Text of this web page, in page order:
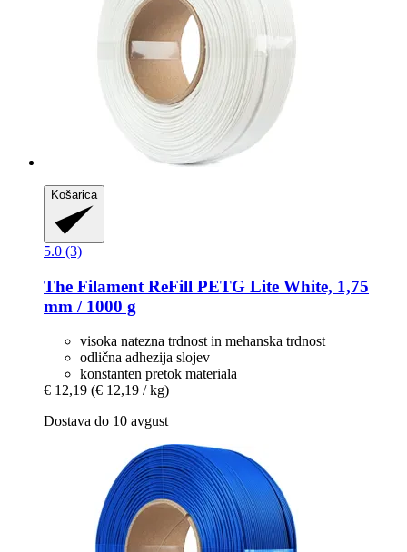
Košarica
5.0 (3)
The Filament ReFill PETG Lite White, 1,75
mm / 1000 g
visoka natezna trdnost in mehanska trdnost
odlična adhezija slojev
konstanten pretok materiala
€ 12,19 (€ 12,19 / kg)
Dostava do 10 avgust